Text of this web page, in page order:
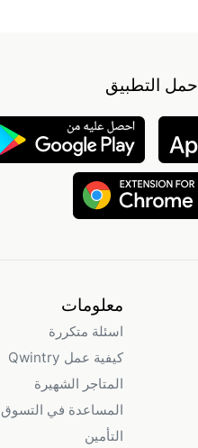
حمل التطبيق
معلومات
اسئلة متكررة
كيفية عمل Qwintry
المتاجر الشهيرة
المساعدة في التسوق
التأمين